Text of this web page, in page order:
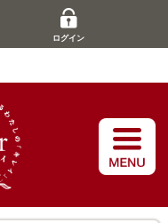
ログイン